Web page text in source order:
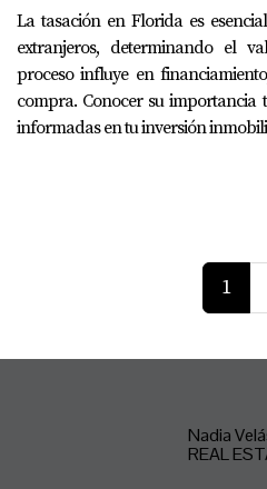
La tasación en Florida es
extranjeros, determinando el
proceso influye en
compra. Conocer su importancia
informadas en tu inversión
1
Nadia
REAL